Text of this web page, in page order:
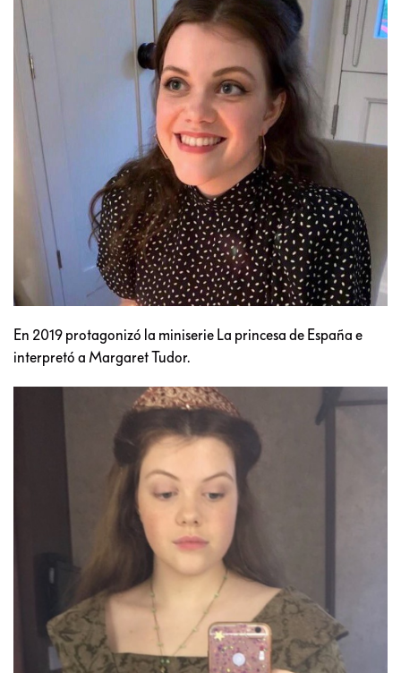
En 2019 protagonizó la miniserie La princesa de España e
interpretó a Margaret Tudor.